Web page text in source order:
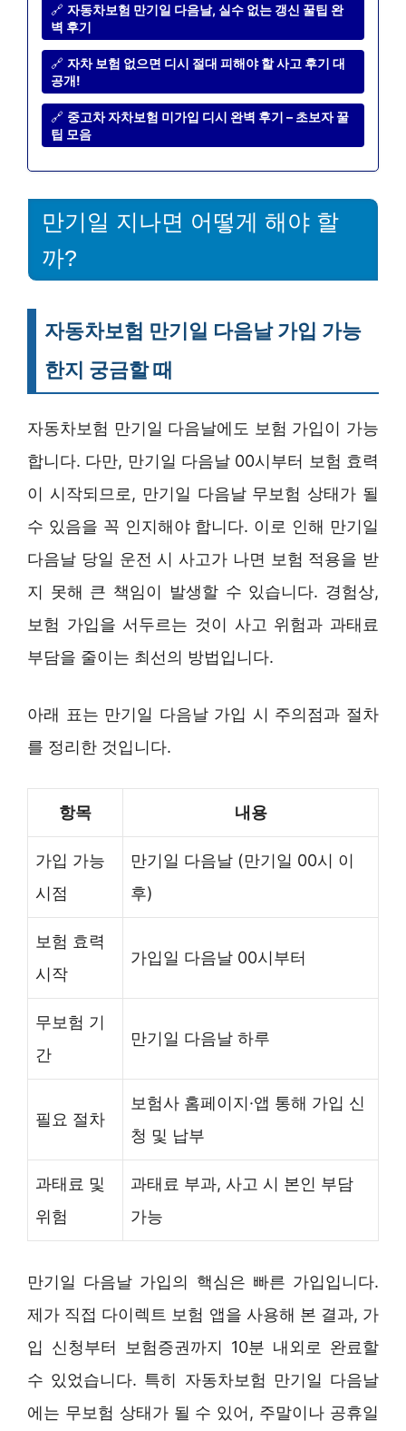
🔗 자동차보험 만기일 다음날, 실수 없는 갱신 꿀팁 완
벽 후기
🔗 자차 보험 없으면 디시 절대 피해야 할 사고 후기 대
공개!
🔗 중고차 자차보험 미가입 디시 완벽 후기 – 초보자 꿀
팁 모음
만기일 지나면 어떻게 해야 할
까?
자동차보험 만기일 다음날 가입 가능
한지 궁금할 때
자동차보험 만기일 다음날에도 보험 가입이 가능
합니다. 다만, 만기일 다음날 00시부터 보험 효력
이 시작되므로, 만기일 다음날 무보험 상태가 될
수 있음을 꼭 인지해야 합니다. 이로 인해 만기일
다음날 당일 운전 시 사고가 나면 보험 적용을 받
지 못해 큰 책임이 발생할 수 있습니다. 경험상,
보험 가입을 서두르는 것이 사고 위험과 과태료
부담을 줄이는 최선의 방법입니다.
아래 표는 만기일 다음날 가입 시 주의점과 절차
를 정리한 것입니다.
항목 내용
가입 가능
시점
만기일 다음날 (만기일 00시 이
후)
보험 효력
시작
가입일 다음날 00시부터
무보험 기
간
만기일 다음날 하루
필요 절차
보험사 홈페이지·앱 통해 가입 신
청 및 납부
과태료 및
위험
과태료 부과, 사고 시 본인 부담
가능
만기일 다음날 가입의 핵심은 빠른 가입입니다.
제가 직접 다이렉트 보험 앱을 사용해 본 결과, 가
입 신청부터 보험증권까지 10분 내외로 완료할
수 있었습니다. 특히 자동차보험 만기일 다음날
에는 무보험 상태가 될 수 있어, 주말이나 공휴일